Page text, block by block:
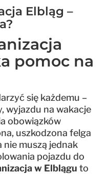
Elbląg –
pomoc na
się każdemu –
wyjazdu na wakacje
obowiązków
uszkodzona felga
nie muszą jednak
pojazdu do
w Elblągu to